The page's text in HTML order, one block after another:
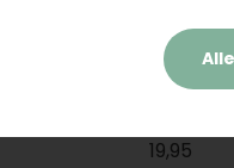
Sanseveria
19,95